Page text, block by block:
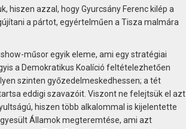
hiszen azzal, hogy Gyurcsány Ferenc kilép a
a pártot, egyértelműen a Tisza malmára
műsor egyik eleme, ami egy stratégiai
a Demokratikus Koalíció feltételezhetően
szinten győzedelmeskedhessen; a tét
eddigi szavazóit. Viszont ne felejtsük el azt
hiszen több alkalommal is kijelentette
Államok megteremtése, ami azt